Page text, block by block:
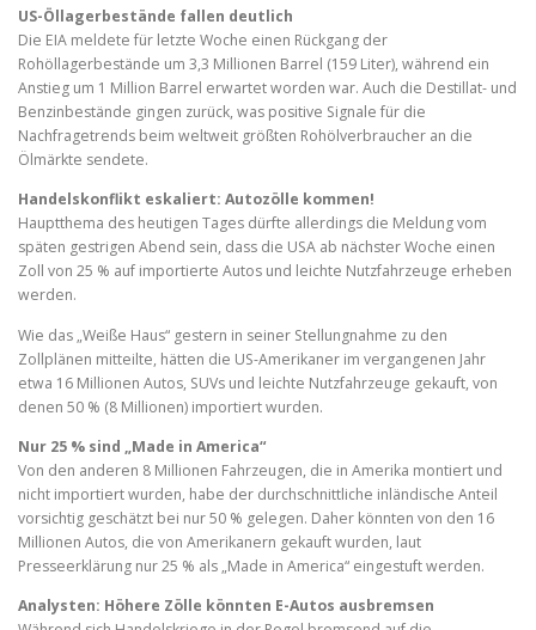
US-Öllagerbestände fallen deutlich
Die EIA meldete für letzte Woche einen Rückgang der
Rohöllagerbestände um 3,3 Millionen Barrel (159 Liter), während ein
Anstieg um 1 Million Barrel erwartet worden war. Auch die Destillat- und
Benzinbestände gingen zurück, was positive Signale für die
Nachfragetrends beim weltweit größten Rohölverbraucher an die
Ölmärkte sendete.
Handelskonflikt eskaliert: Autozölle kommen!
Hauptthema des heutigen Tages dürfte allerdings die Meldung vom
späten gestrigen Abend sein, dass die USA ab nächster Woche einen
Zoll von 25 % auf importierte Autos und leichte Nutzfahrzeuge erheben
werden.
Wie das „Weiße Haus“ gestern in seiner Stellungnahme zu den
Zollplänen mitteilte, hätten die US-Amerikaner im vergangenen Jahr
etwa 16 Millionen Autos, SUVs und leichte Nutzfahrzeuge gekauft, von
denen 50 % (8 Millionen) importiert wurden.
Nur 25 % sind „Made in America“
Von den anderen 8 Millionen Fahrzeugen, die in Amerika montiert und
nicht importiert wurden, habe der durchschnittliche inländische Anteil
vorsichtig geschätzt bei nur 50 % gelegen. Daher könnten von den 16
Millionen Autos, die von Amerikanern gekauft wurden, laut
Presseerklärung nur 25 % als „Made in America“ eingestuft werden.
Analysten: Höhere Zölle könnten E-Autos ausbremsen